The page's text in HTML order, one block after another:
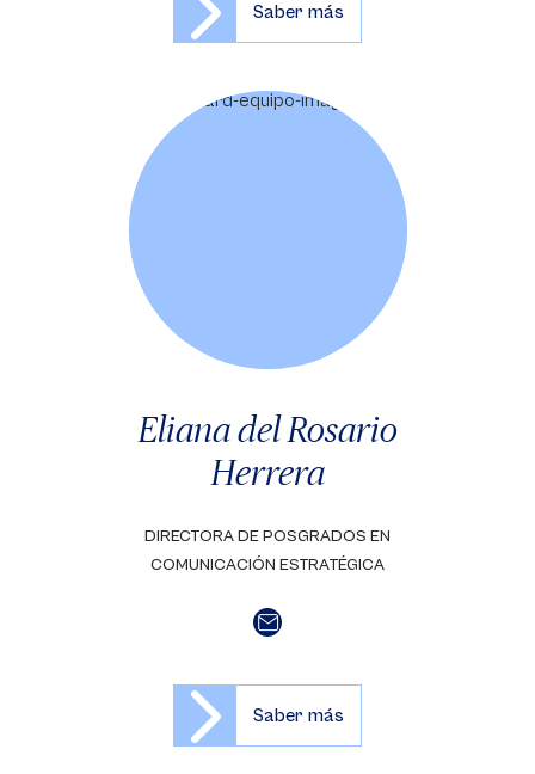
Saber más
Eliana del Rosario
Herrera
DIRECTORA DE POSGRADOS EN
COMUNICACIÓN ESTRATÉGICA
Saber más